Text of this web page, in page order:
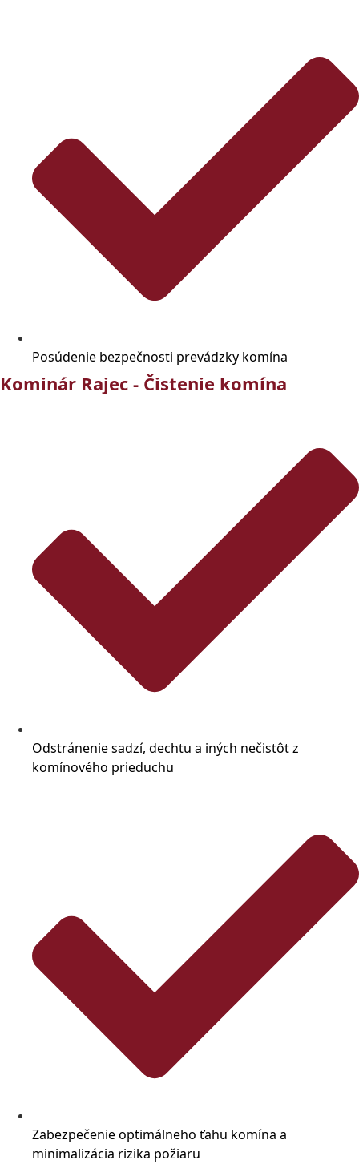
Posúdenie bezpečnosti prevádzky komína
Kominár Rajec - Čistenie komína
Odstránenie sadzí, dechtu a iných nečistôt z
komínového prieduchu
Zabezpečenie optimálneho ťahu komína a
minimalizácia rizika požiaru